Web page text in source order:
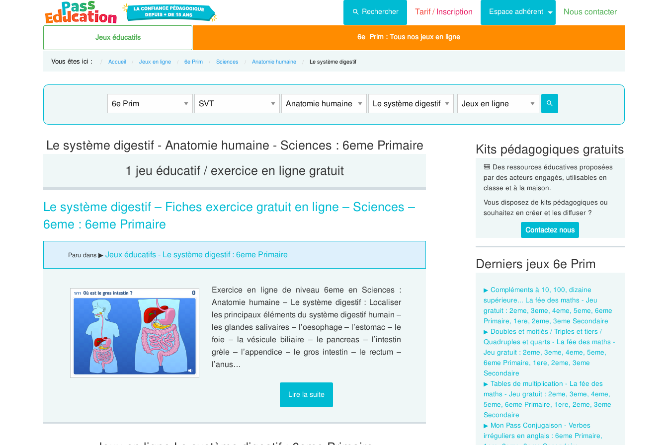
Rechercher Tarif /Inscription Espace adhérent Nous contacter
Jeux éducatifs 6e Prim : Tous nos jeux en ligne
Vous êtes ici : Accueil Jeux en ligne 6e Prim Sciences Anatomie humaine Current:
Le système digestif
Le système digestif - Anatomie humaine - Sciences : 6eme Primaire
1 jeu éducatif / exercice en ligne gratuit
Le système digestif – Fiches exercice gratuit en ligne – Sciences –
6eme : 6eme Primaire
Paru dans ▶ Jeux éducatifs - Le système digestif : 6eme Primaire
Exercice en ligne de niveau 6eme en Sciences :
Anatomie humaine – Le système digestif : Localiser
les principaux éléments du système digestif humain –
les glandes salivaires – l’oesophage – l’estomac – le
foie – la vésicule biliaire – le pancreas – l’intestin
grèle – l’appendice – le gros intestin – le rectum –
l’anus…
Lire la suite
Kits pédagogiques gratuits
🎒 Des ressources éducatives proposées
par des acteurs engagés, utilisables en
classe et à la maison.
Vous disposez de kits pédagogiques ou
souhaitez en créer et les diffuser ?
Contactez nous
Derniers jeux 6e Prim
Compléments à 10, 100, dizaine
supérieure... La fée des maths - Jeu
gratuit : 2eme, 3eme, 4eme, 5eme, 6eme
Primaire, 1ere, 2eme, 3eme Secondaire
Doubles et moitiés / Triples et tiers /
Quadruples et quarts - La fée des maths -
Jeu gratuit : 2eme, 3eme, 4eme, 5eme,
6eme Primaire, 1ere, 2eme, 3eme
Secondaire
Tables de multiplication - La fée des
maths - Jeu gratuit : 2eme, 3eme, 4eme,
5eme, 6eme Primaire, 1ere, 2eme, 3eme
Secondaire
Mon Pass Conjugaison - Verbes
irréguliers en anglais : 6eme Primaire,